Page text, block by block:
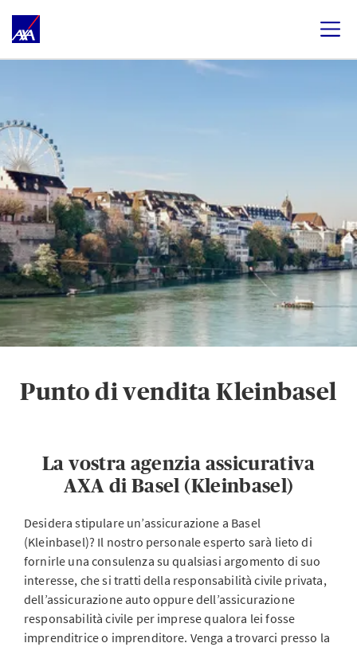
Punto di vendita Kleinbasel
La vostra agenzia assicurativa
AXA di Basel (Kleinbasel)
Desidera stipulare un’assicurazione a Basel
(Kleinbasel)? Il nostro personale esperto sarà lieto di
fornirle una consulenza su qualsiasi argomento di suo
interesse, che si tratti della responsabilità civile privata,
dell’assicurazione auto oppure dell’assicurazione
responsabilità civile per imprese qualora lei fosse
imprenditrice o imprenditore. Venga a trovarci presso la